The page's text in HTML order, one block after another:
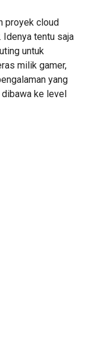
proyek cloud
tentu saja
untuk
milik gamer,
yang
ke level